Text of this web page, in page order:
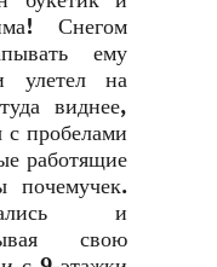
Снегом
ему
улетел на
виднее,
с пробелами
работящие
почемучек.
и
свою